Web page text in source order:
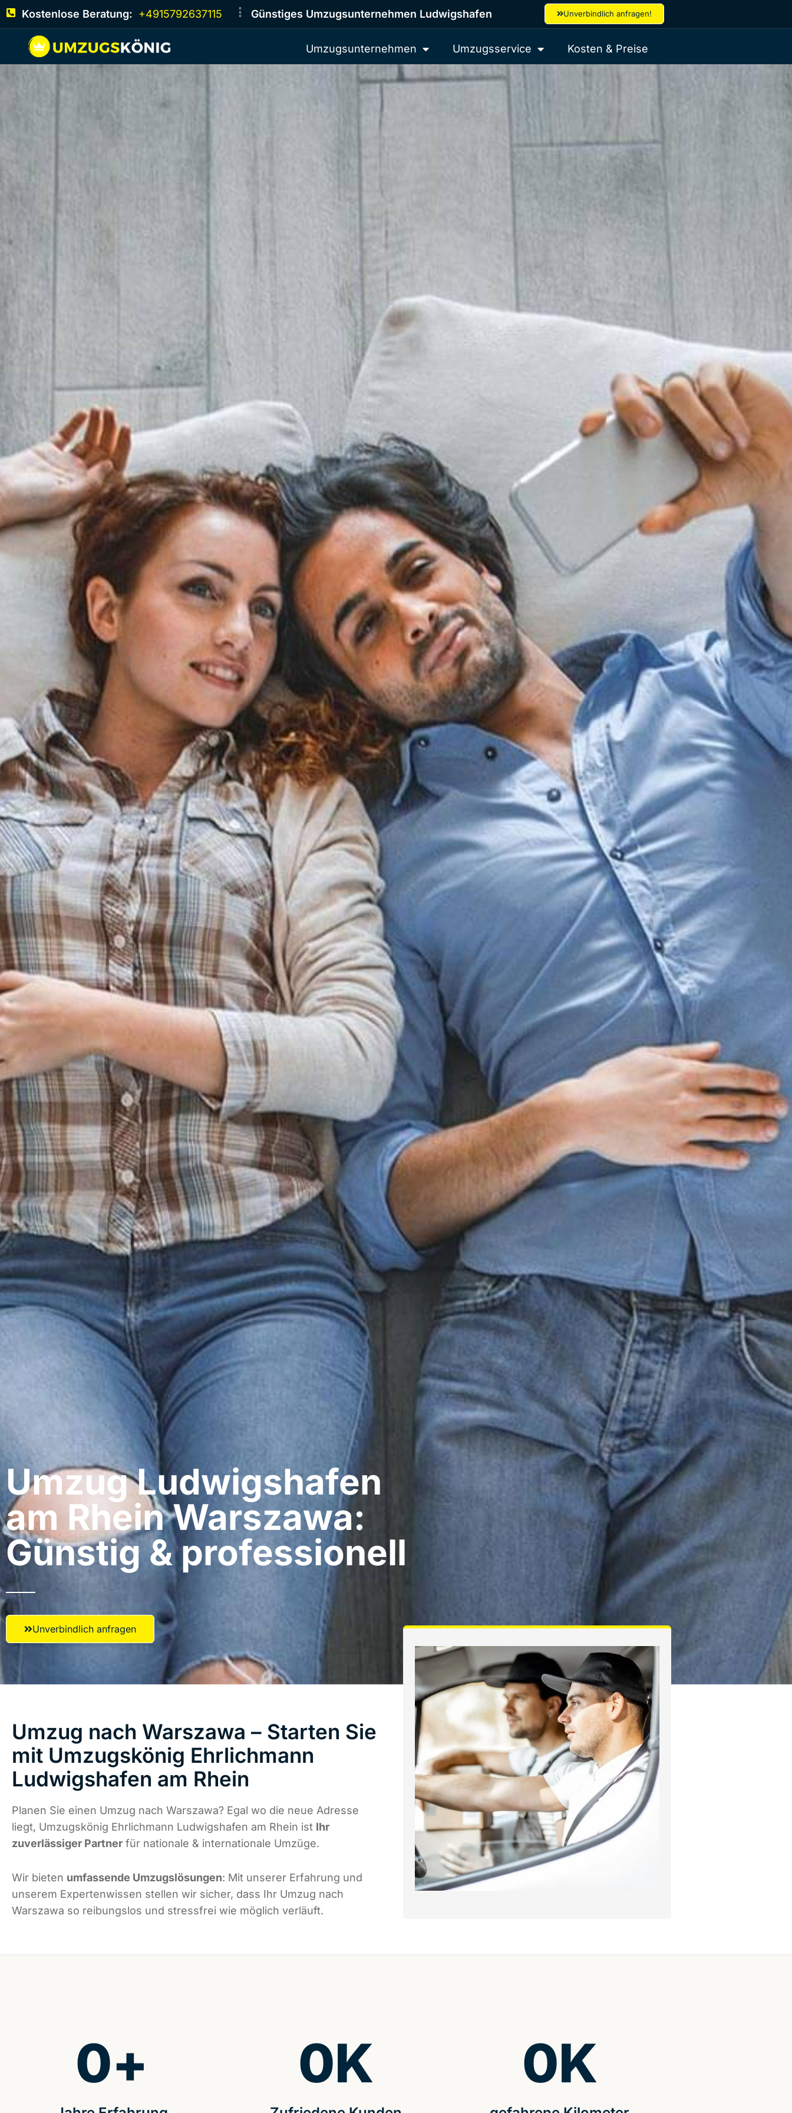
Kostenlose Beratung: +4915792637115 Günstiges Umzugsunternehmen Ludwigshafen Unverbindlich anfragen!
Umzugsunternehmen Umzugsservice Kosten & Preise
Umzug Ludwigshafen
am Rhein​ Warszawa:
Günstig & professionell​
Unverbindlich anfragen
Umzug nach Warszawa – Starten Sie
mit Umzugskönig Ehrlichmann
Ludwigshafen am Rhein
Planen Sie einen Umzug nach Warszawa? Egal wo die neue Adresse
liegt, Umzugskönig Ehrlichmann Ludwigshafen am Rhein ist Ihr
zuverlässiger Partner für nationale & internationale Umzüge.
Wir bieten umfassende Umzugslösungen: Mit unserer Erfahrung und
unserem Expertenwissen stellen wir sicher, dass Ihr Umzug nach
Warszawa so reibungslos und stressfrei wie möglich verläuft.
0+ 0K 0K